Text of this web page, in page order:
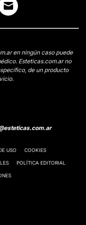
en ningún caso puede
Esteticas.com.ar no
de un producto
USO COOKIES
POLÍTICA EDITORIAL